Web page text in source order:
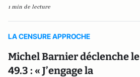
1 min de lecture
LA CENSURE APPROCHE
Michel Barnier déclenche le
49.3 : « J’engage la